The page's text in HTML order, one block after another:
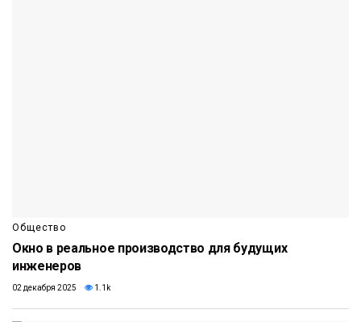
Общество
Окно в реальное производство для будущих
инженеров
02 декабря 2025 1.1k